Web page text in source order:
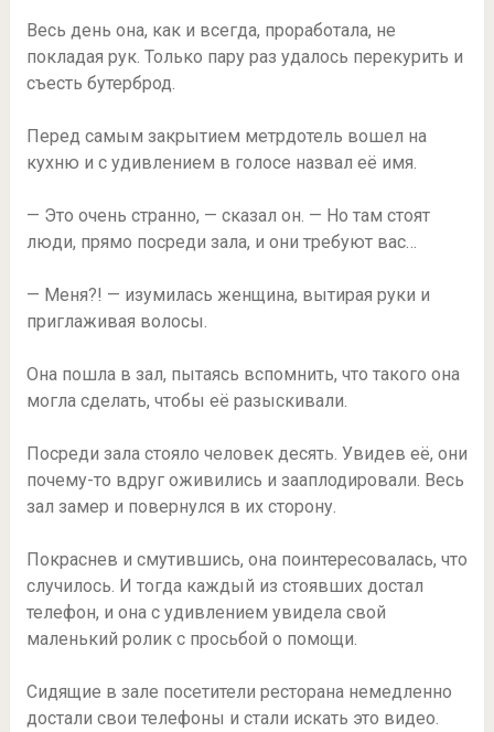
Весь день она, как и всегда, проработала, не
покладая рук. Только пару раз удалось перекурить и
съесть бутерброд.
Перед самым закрытием метрдотель вошел на
кухню и с удивлением в голосе назвал её имя.
— Это очень странно, — сказал он. — Но там стоят
люди, прямо посреди зала, и они требуют вас…
— Меня?! — изумилась женщина, вытирая руки и
приглаживая волосы.
Она пошла в зал, пытаясь вспомнить, что такого она
могла сделать, чтобы её разыскивали.
Посреди зала стояло человек десять. Увидев её, они
почему-то вдруг оживились и зааплодировали. Весь
зал замер и повернулся в их сторону.
Покраснев и смутившись, она поинтересовалась, что
случилось. И тогда каждый из стоявших достал
телефон, и она с удивлением увидела свой
маленький ролик с просьбой о помощи.
Сидящие в зале посетители ресторана немедленно
достали свои телефоны и стали искать это видео.